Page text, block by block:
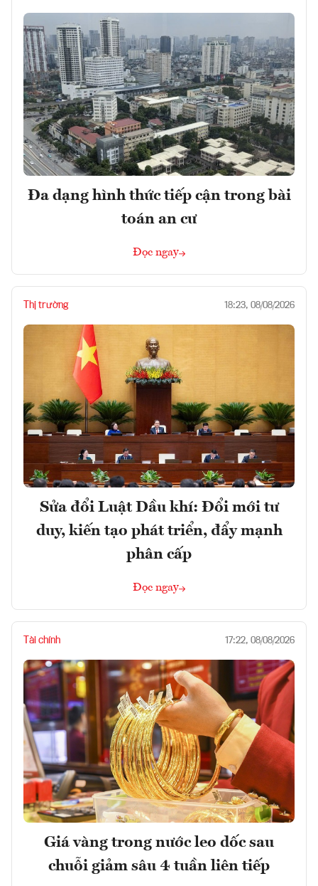
Đa dạng hình thức tiếp cận trong bài
toán an cư
Đọc ngay
Thị trường 18:23, 08/08/2026
Sửa đổi Luật Dầu khí: Đổi mới tư
duy, kiến tạo phát triển, đẩy mạnh
phân cấp
Đọc ngay
Tài chính 17:22, 08/08/2026
Giá vàng trong nước leo dốc sau
chuỗi giảm sâu 4 tuần liên tiếp